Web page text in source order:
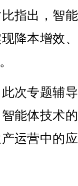
指出，智
降本增效
次专题辅
能体技术
运营中的